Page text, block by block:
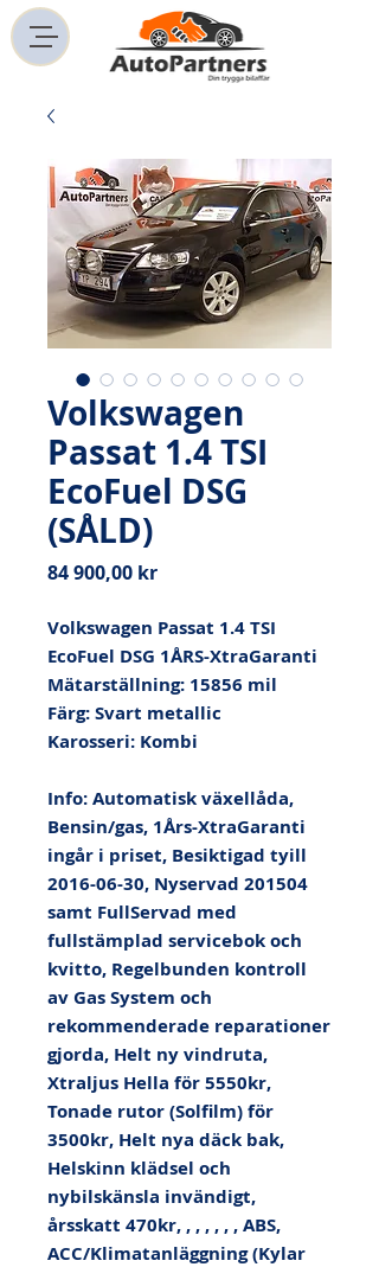
Volkswagen
Passat 1.4 TSI
EcoFuel DSG
(SÅLD)
84 900,00 krPris
Volkswagen Passat 1.4 TSI
EcoFuel DSG 1ÅRS-XtraGaranti
Mätarställning: 15856 mil
Färg: Svart metallic
Karosseri: Kombi
Info: Automatisk växellåda,
Bensin/gas, 1Års-XtraGaranti
ingår i priset, Besiktigad tyill
2016-06-30, Nyservad 201504
samt FullServad med
fullstämplad servicebok och
kvitto, Regelbunden kontroll
av Gas System och
rekommenderade reparationer
gjorda, Helt ny vindruta,
Xtraljus Hella för 5550kr,
Tonade rutor (Solfilm) för
3500kr, Helt nya däck bak,
Helskinn klädsel och
nybilskänsla invändigt,
årsskatt 470kr, , , , , , , ABS,
ACC/Klimatanläggning (Kylar